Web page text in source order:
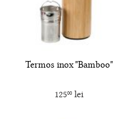
Termos inox "Bamboo"
12500 lei